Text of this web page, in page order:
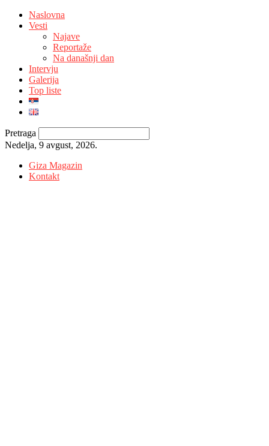
Naslovna
Vesti
Najave
Reportaže
Na današnji dan
Intervju
Galerija
Top liste
Pretraga
Nedelja, 9 avgust, 2026.
Giza Magazin
Kontakt